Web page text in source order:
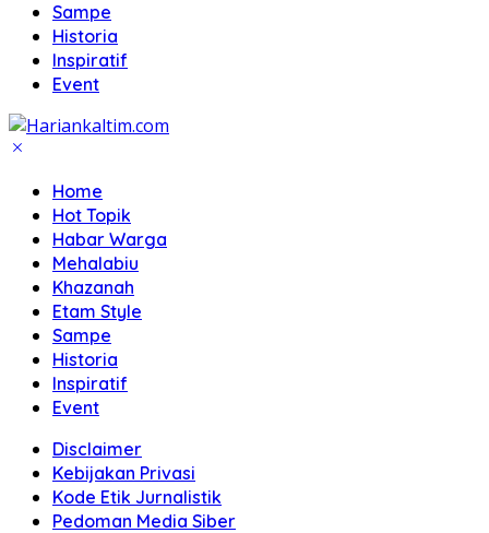
Sampe
Historia
Inspiratif
Event
Home
Hot Topik
Habar Warga
Mehalabiu
Khazanah
Etam Style
Sampe
Historia
Inspiratif
Event
Disclaimer
Kebijakan Privasi
Kode Etik Jurnalistik
Pedoman Media Siber